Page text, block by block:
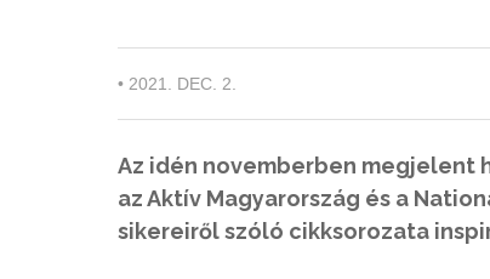
• 2021. DEC. 2.
Az idén novemberben megjelent
az Aktív Magyarország és a
sikereiről szóló cikksorozata